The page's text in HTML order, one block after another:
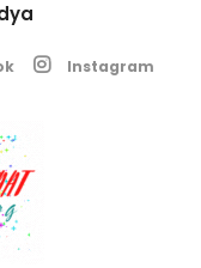
Instagram